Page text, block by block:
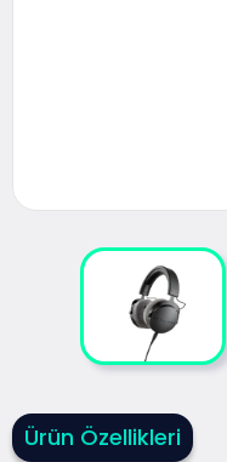
Ürün Özellikleri